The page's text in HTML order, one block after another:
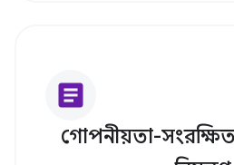
article
গোপনীয়তা-সংরক্ষিত